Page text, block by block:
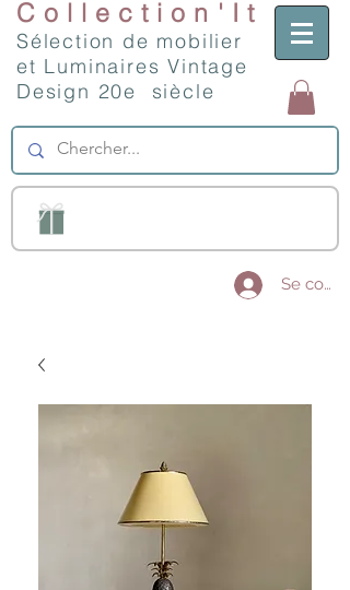
Collection'It
Sélection de mobilier
et Luminaires Vintage
Design 20e siècle
Se